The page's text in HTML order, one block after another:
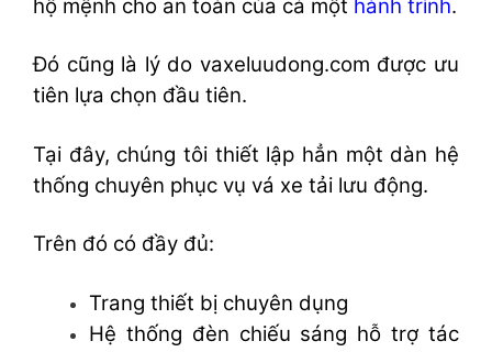
hộ mệnh cho an toàn của cả một hành trình.
Đó cũng là lý do vaxeluudong.com được ưu
tiên lựa chọn đầu tiên.
Tại đây, chúng tôi thiết lập hẳn một dàn hệ
thống chuyên phục vụ vá xe tải lưu động.
Trên đó có đầy đủ:
Trang thiết bị chuyên dụng
Hệ thống đèn chiếu sáng hỗ trợ tác